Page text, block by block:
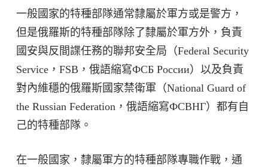
一般國家的特種部隊通常隸屬於軍方或是警方，
但是俄羅斯的特種部隊除了隸屬於軍方外，負責
國安與反間諜任務的聯邦安全局（Federal Security
Service，FSB，俄語縮寫ФСБ России）以及負責
對內維穩的俄羅斯國家禁衛軍（National Guard of
the Russian Federation，俄語縮寫ФСВНГ）都有自
己的特種部隊。
在一般國家，隸屬軍方的特種部隊專職作戰，通